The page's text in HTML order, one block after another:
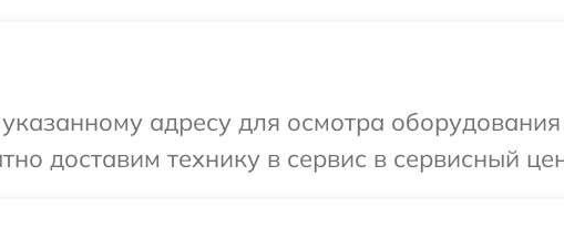
адресу для осмотра
доставим технику в сервис в сервисный